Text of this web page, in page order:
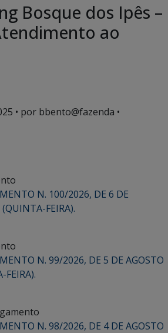
Bosque dos Ipês –
ao
• por bbento@fazenda •
N. 100/2026, DE 6 DE
FEIRA).
N. 99/2026, DE 5 DE AGOSTO
FEIRA).
N. 98/2026, DE 4 DE AGOSTO